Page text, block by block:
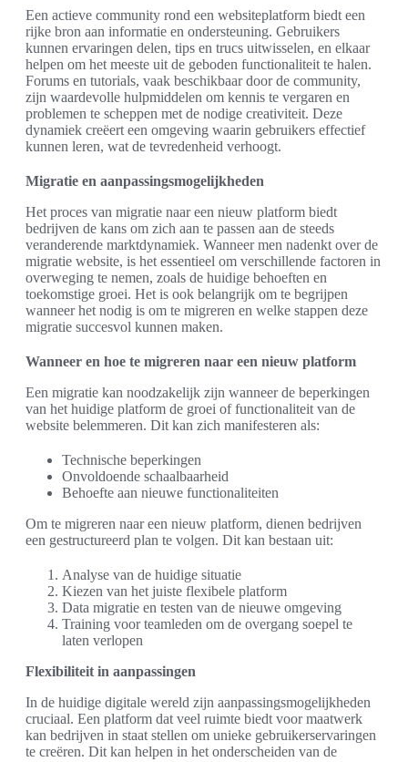
Een actieve community rond een websiteplatform biedt een
rijke bron aan informatie en ondersteuning. Gebruikers
kunnen ervaringen delen, tips en trucs uitwisselen, en elkaar
helpen om het meeste uit de geboden functionaliteit te halen.
Forums en tutorials, vaak beschikbaar door de community,
zijn waardevolle hulpmiddelen om kennis te vergaren en
problemen te scheppen met de nodige creativiteit. Deze
dynamiek creëert een omgeving waarin gebruikers effectief
kunnen leren, wat de tevredenheid verhoogt.
Migratie en aanpassingsmogelijkheden
Het proces van migratie naar een nieuw platform biedt
bedrijven de kans om zich aan te passen aan de steeds
veranderende marktdynamiek. Wanneer men nadenkt over de
migratie website, is het essentieel om verschillende factoren in
overweging te nemen, zoals de huidige behoeften en
toekomstige groei. Het is ook belangrijk om te begrijpen
wanneer het nodig is om te migreren en welke stappen deze
migratie succesvol kunnen maken.
Wanneer en hoe te migreren naar een nieuw platform
Een migratie kan noodzakelijk zijn wanneer de beperkingen
van het huidige platform de groei of functionaliteit van de
website belemmeren. Dit kan zich manifesteren als:
Technische beperkingen
Onvoldoende schaalbaarheid
Behoefte aan nieuwe functionaliteiten
Om te migreren naar een nieuw platform, dienen bedrijven
een gestructureerd plan te volgen. Dit kan bestaan uit:
Analyse van de huidige situatie
Kiezen van het juiste flexibele platform
Data migratie en testen van de nieuwe omgeving
Training voor teamleden om de overgang soepel te
laten verlopen
Flexibiliteit in aanpassingen
In de huidige digitale wereld zijn aanpassingsmogelijkheden
cruciaal. Een platform dat veel ruimte biedt voor maatwerk
kan bedrijven in staat stellen om unieke gebruikerservaringen
te creëren. Dit kan helpen in het onderscheiden van de